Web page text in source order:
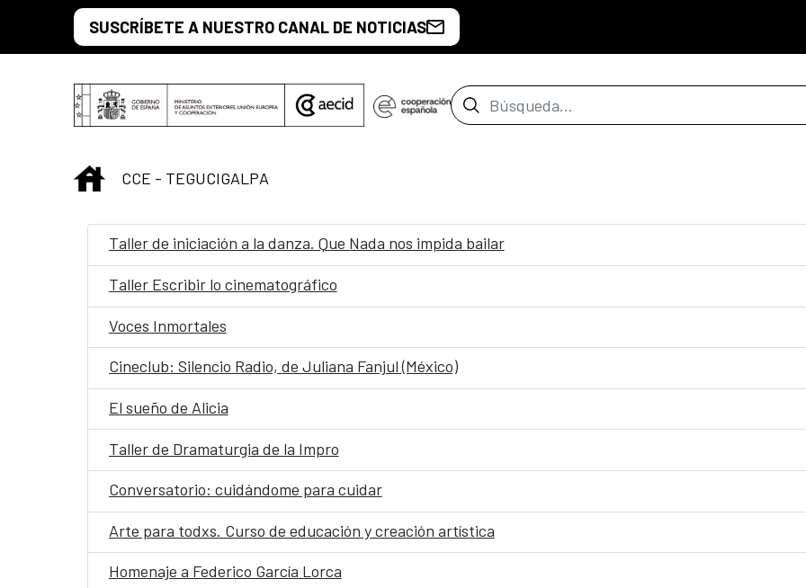
Saltar al contenido principal
SUSCRÍBETE A NUESTRO CANAL DE NOTICIAS
Barra de búsqueda
INICIO
CCE - TEGUCIGALPA
Taller de iniciación a la danza. Que Nada nos impida bailar
Taller Escribir lo cinematográfico
Voces Inmortales
Cineclub: Silencio Radio, de Juliana Fanjul (México)
El sueño de Alicia
Taller de Dramaturgia de la Impro
Conversatorio: cuidándome para cuidar
Arte para todxs. Curso de educación y creación artística
Homenaje a Federico García Lorca